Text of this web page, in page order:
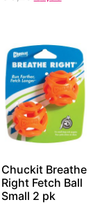
Chuckit Breathe
Right Fetch Ball
Small 2 pk